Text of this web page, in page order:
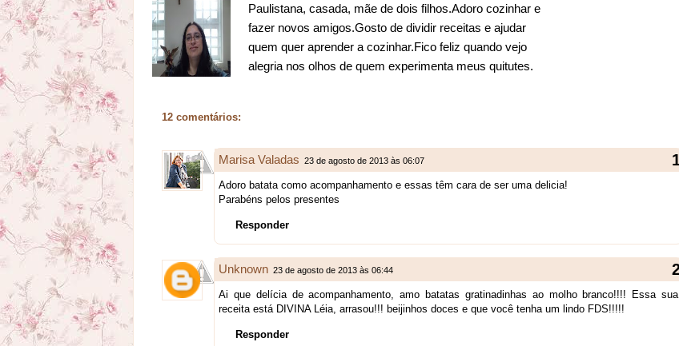
Paulistana, casada, mãe de dois filhos.Adoro cozinhar e
fazer novos amigos.Gosto de dividir receitas e ajudar
quem quer aprender a cozinhar.Fico feliz quando vejo
alegria nos olhos de quem experimenta meus quitutes.
12 comentários:
Marisa Valadas 23 de agosto de 2013 às 06:07
Adoro batata como acompanhamento e essas têm cara de ser uma delicia!
Parabéns pelos presentes
Responder
Unknown 23 de agosto de 2013 às 06:44
Ai que delícia de acompanhamento, amo batatas gratinadinhas ao molho branco!!!! Essa sua
receita está DIVINA Léia, arrasou!!! beijinhos doces e que você tenha um lindo FDS!!!!!
Responder